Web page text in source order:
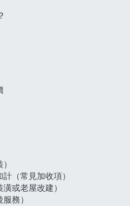
（常見加收項）
或老屋改建）
務）